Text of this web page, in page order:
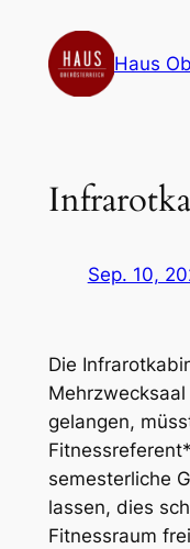
Inhalt
springen
Haus
Sep. 10,
Die
gelangen,
semesterliche
lassen, dies
Fitnessraum